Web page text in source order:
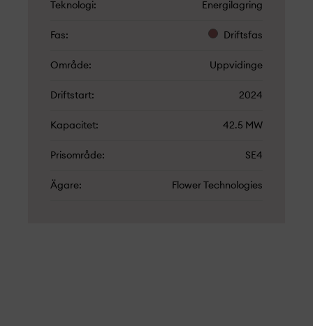
Teknologi Energilagring
Fas Driftsfas
Område Uppvidinge
Driftstart 2024
Kapacitet 42.5 MW
Prisområde SE4
Ägare Flower Technologies